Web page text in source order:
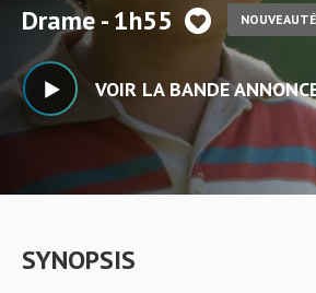
Drame - 1h55 NOUVEAUTÉ
VOIR LA BANDE
SYNOPSIS